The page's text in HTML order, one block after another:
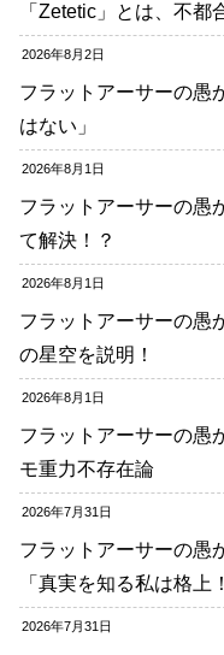
「Zetetic」とは、不都
2026年8月2日
フラットアーサーの愚
はない」
2026年8月1日
フラットアーサーの愚
て解決！？
2026年8月1日
フラットアーサーの愚
の星空を説明！
2026年8月1日
フラットアーサーの愚
モ重力不存在論
2026年7月31日
フラットアーサーの愚
「真実を知る私は格上
2026年7月31日